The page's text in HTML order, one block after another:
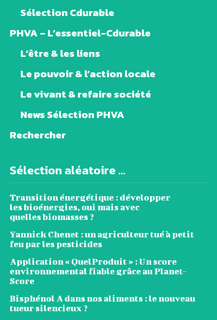
Sélection Cdurable
PHVA – L’essentiel-Cdurable
L’être & les liens
Le pouvoir & l’action locale
Le vivant & refaire société
News Sélection PHVA
Rechercher
Sélection aléatoire ...
Transition énergétique : développer
les bioénergies, oui mais avec
quelles biomasses ?
Yannick Chenet : un agriculteur tué à petit
feu par les pesticides
Application « QuelProduit » : Un score
environnemental fiable grâce au Planet-
Score
Bisphénol A dans nos aliments : le nouveau
tueur silencieux ?